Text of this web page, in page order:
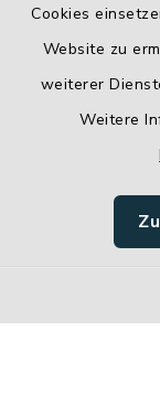
Cookies
Website zu
weiterer
Weitere